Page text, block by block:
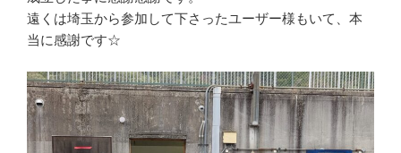
遠くは埼玉から参加して下さったユーザー様もいて、本
当に感謝です☆